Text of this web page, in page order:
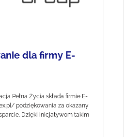
dla firmy E-
Pełna Życia składa firmie E-
podziękowania za okazany
Dzięki inicjatywom takim